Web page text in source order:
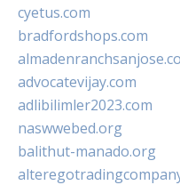
cyetus.com
bradfordshops.com
advocatevijay.com
adlibilimler2023.com
naswwebed.org
balithut-manado.org